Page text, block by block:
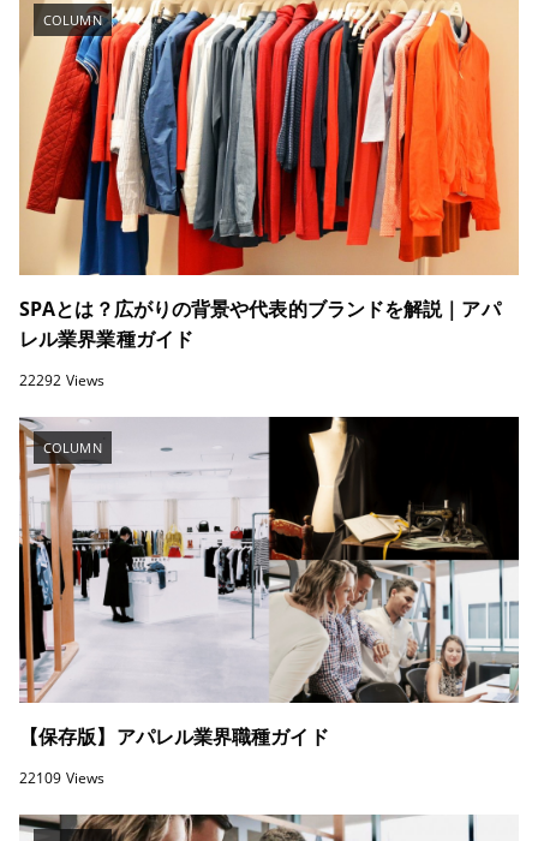
COLUMN
SPAとは？広がりの背景や代表的ブランドを解説｜アパ
レル業界業種ガイド
22292 Views
COLUMN
【保存版】アパレル業界職種ガイド
22109 Views